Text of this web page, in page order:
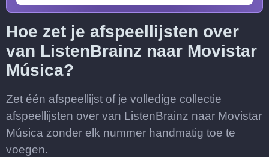
Hoe zet je afspeellijsten over
van ListenBrainz naar Movistar
Música?
Zet één afspeellijst of je volledige collectie
afspeellijsten over van ListenBrainz naar Movistar
Música zonder elk nummer handmatig toe te
voegen.